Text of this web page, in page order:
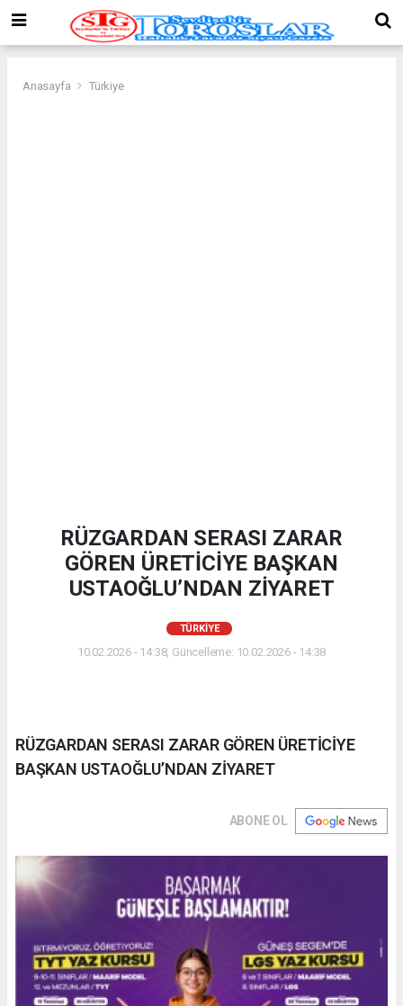
Anasayfa Türkiye
RÜZGARDAN SERASI ZARAR
GÖREN ÜRETİCİYE BAŞKAN
USTAOĞLU’NDAN ZİYARET
TÜRKIYE
10.02.2026 - 14:38, Güncelleme: 10.02.2026 - 14:38
RÜZGARDAN SERASI ZARAR GÖREN ÜRETİCİYE
BAŞKAN USTAOĞLU’NDAN ZİYARET
ABONE OL